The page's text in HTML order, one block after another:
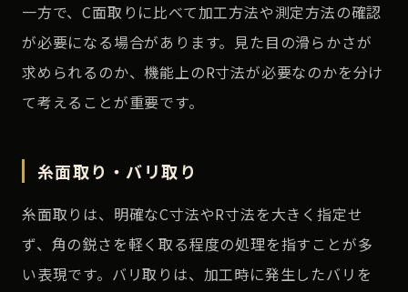
一方で、C面取りに比べて加工方法や測定方法の確認
が必要になる場合があります。見た目の滑らかさが
求められるのか、機能上のR寸法が必要なのかを分け
て考えることが重要です。
糸面取り・バリ取り
糸面取りは、明確なC寸法やR寸法を大きく指定せ
ず、角の鋭さを軽く取る程度の処理を指すことが多
い表現です。バリ取りは、加工時に発生したバリを